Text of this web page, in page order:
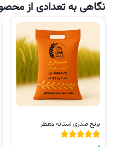
نگاهی به تعدادی از
برنج صدری آستانه معطر